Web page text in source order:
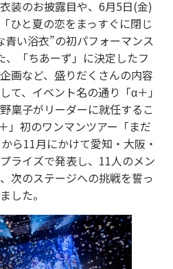
装のお披露目や、6月5日(金)
ひと夏の恋をまっすぐに閉じ
い浴衣”の初パフォーマンス
、「ちあーず」に決定したフ
画など、盛りだくさんの内容
て、イベント名の通り「α＋」
稟子がリーダーに就任するこ
」初のワンマンツアー「まだ
ら11月にかけて愛知・大阪・
ライズで発表し、11人のメン
次のステージへの挑戦を誓っ
した。